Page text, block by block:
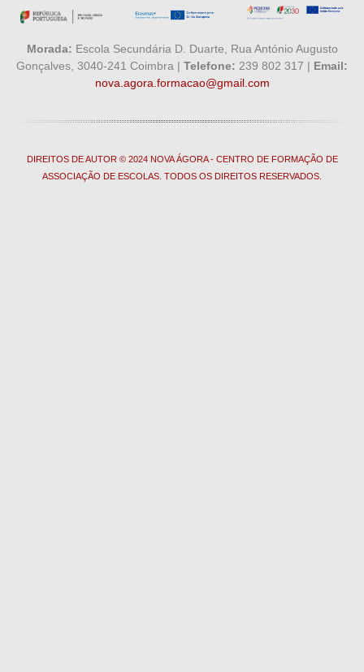
Morada: Escola Secundária D. Duarte, Rua António Augusto
Gonçalves, 3040-241 Coimbra | Telefone: 239 802 317 | Email:
nova.agora.formacao@gmail.com
DIREITOS DE AUTOR © 2024 NOVA ÁGORA - CENTRO DE FORMAÇÃO DE
ASSOCIAÇÃO DE ESCOLAS. TODOS OS DIREITOS RESERVADOS.